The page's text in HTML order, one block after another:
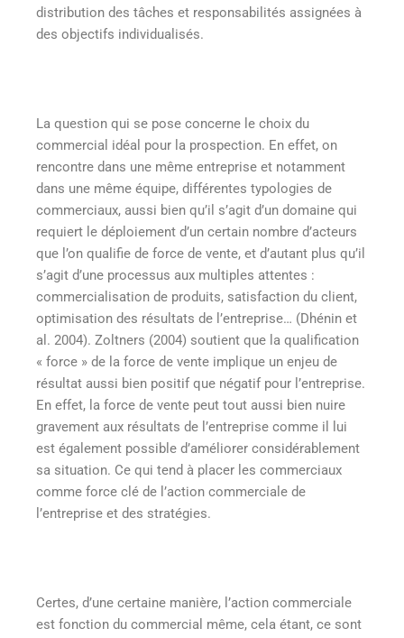
distribution des tâches et responsabilités assignées à
des objectifs individualisés.
La question qui se pose concerne le choix du
commercial idéal pour la prospection. En effet, on
rencontre dans une même entreprise et notamment
dans une même équipe, différentes typologies de
commerciaux, aussi bien qu’il s’agit d’un domaine qui
requiert le déploiement d’un certain nombre d’acteurs
que l’on qualifie de force de vente, et d’autant plus qu’il
s’agit d’une processus aux multiples attentes :
commercialisation de produits, satisfaction du client,
optimisation des résultats de l’entreprise… (Dhénin et
al. 2004). Zoltners (2004) soutient que la qualification
« force » de la force de vente implique un enjeu de
résultat aussi bien positif que négatif pour l’entreprise.
En effet, la force de vente peut tout aussi bien nuire
gravement aux résultats de l’entreprise comme il lui
est également possible d’améliorer considérablement
sa situation. Ce qui tend à placer les commerciaux
comme force clé de l’action commerciale de
l’entreprise et des stratégies.
Certes, d’une certaine manière, l’action commerciale
est fonction du commercial même, cela étant, ce sont